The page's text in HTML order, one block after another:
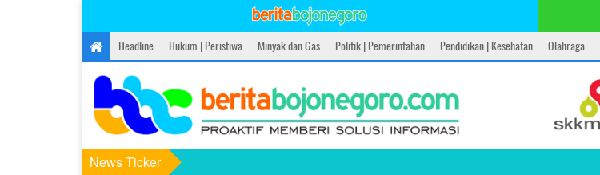
Headline Hukum | Peristiwa Minyak dan Gas Politik | Pemerintahan Pendidikan | Kesehatan Olahraga
News Ticker